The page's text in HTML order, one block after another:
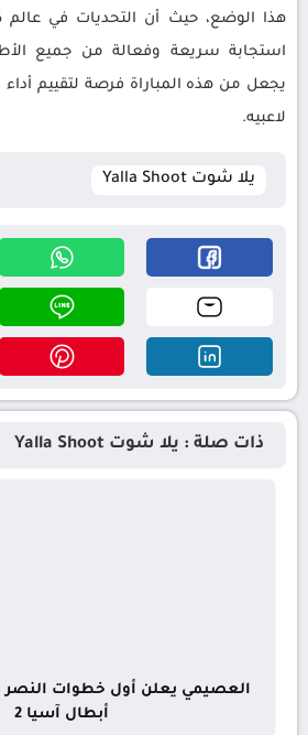
هذا الوضع، حيث أن التحديات في عالم
استجابة سريعة وفعالة من جميع
يجعل من هذه المباراة فرصة لتقييم أداء
لاعبيه.
يلا شوت Yalla Shoot
ذات صلة : يلا شوت Yalla Shoot
العصيمي يعلن أول خطوات النصر
أبطال آسيا 2